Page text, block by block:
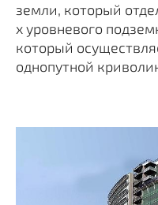
земли, который
х уровневого
который
однопутной